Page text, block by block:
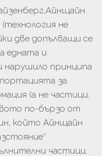
не
две допълващи се
едната и
нарушило принципа
за
(а не частици,
по-бързо от
който Айнщайн
частици.